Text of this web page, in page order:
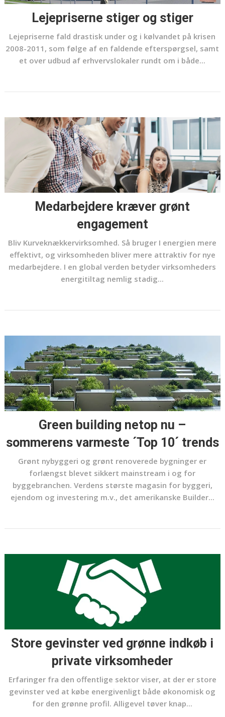
Lejepriserne stiger og stiger
Lejepriserne fald drastisk under og i kølvandet på krisen
2008-2011, som følge af en faldende efterspørgsel, samt
et over udbud af erhvervslokaler rundt om i både...
Medarbejdere kræver grønt
engagement
Bliv Kurveknækkervirksomhed. Så bruger I energien mere
effektivt, og virksomheden bliver mere attraktiv for nye
medarbejdere. I en global verden betyder virksomheders
energitiltag nemlig stadig...
Green building netop nu –
sommerens varmeste ´Top 10´ trends
Grønt nybyggeri og grønt renoverede bygninger er
forlængst blevet sikkert mainstream i og for
byggebranchen. Verdens største magasin for byggeri,
ejendom og investering m.v., det amerikanske Builder...
Store gevinster ved grønne indkøb i
private virksomheder
Erfaringer fra den offentlige sektor viser, at der er store
gevinster ved at købe energivenligt både økonomisk og
for den grønne profil. Alligevel tøver knap...